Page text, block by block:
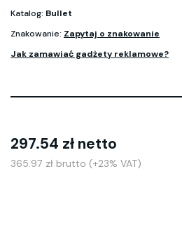
Katalog: Bullet
Znakowanie: Zapytaj o znakowanie
Jak zamawiać gadżety reklamowe?
297.54 zł netto
365.97 zł brutto (+23% VAT)